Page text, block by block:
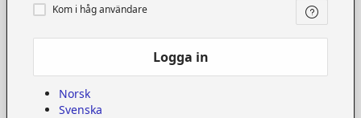
Kom
i
Kom i håg användare
Logga in
Norsk
Svenska